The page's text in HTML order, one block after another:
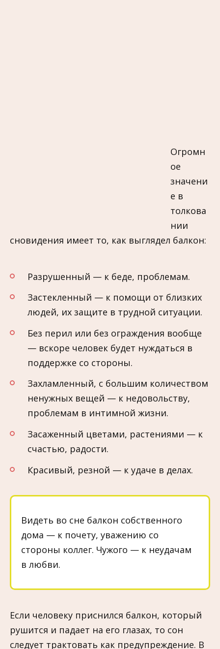
Огромн
ое
значени
е в
толкова
нии
сновидения имеет то, как выглядел балкон:
Разрушенный — к беде, проблемам.
Застекленный — к помощи от близких
людей, их защите в трудной ситуации.
Без перил или без ограждения вообще
— вскоре человек будет нуждаться в
поддержке со стороны.
Захламленный, с большим количеством
ненужных вещей — к недовольству,
проблемам в интимной жизни.
Засаженный цветами, растениями — к
счастью, радости.
Красивый, резной — к удаче в делах.
Видеть во сне балкон собственного
дома — к почету, уважению со
стороны коллег. Чужого — к неудачам
в любви.
Если человеку приснился балкон, который
рушится и падает на его глазах, то сон
следует трактовать как предупреждение. В